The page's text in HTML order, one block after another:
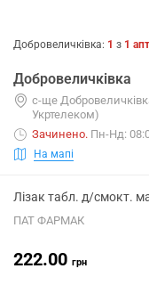
Добровеличківка: 1 з 1
Добровеличківка
с-ще
Укртелеком)
Зачинено. Пн-Нд:
На мапі
Лізак табл. д/смокт.
ПАТ ФАРМАК
222.00 грн